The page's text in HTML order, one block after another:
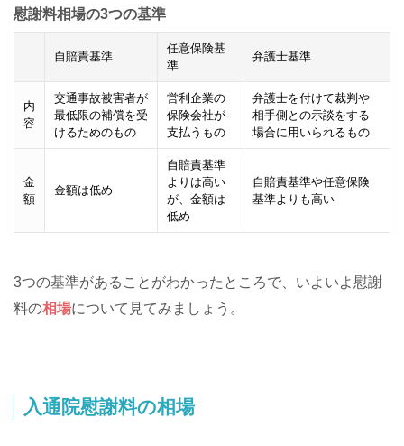
慰謝料相場の3つの基準
自賠責基準
任意保険基
準
弁護士基準
内
容
交通事故被害者が
最低限の補償を受
けるためのもの
営利企業の
保険会社が
支払うもの
弁護士を付けて裁判や
相手側との示談をする
場合に用いられるもの
金
額
金額は低め
自賠責基準
よりは高い
が、金額は
低め
自賠責基準や任意保険
基準よりも高い
3つの基準があることがわかったところで、いよいよ慰謝
料の相場について見てみましょう。
入通院慰謝料の相場